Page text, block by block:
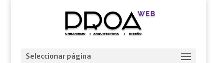
Seleccionar página